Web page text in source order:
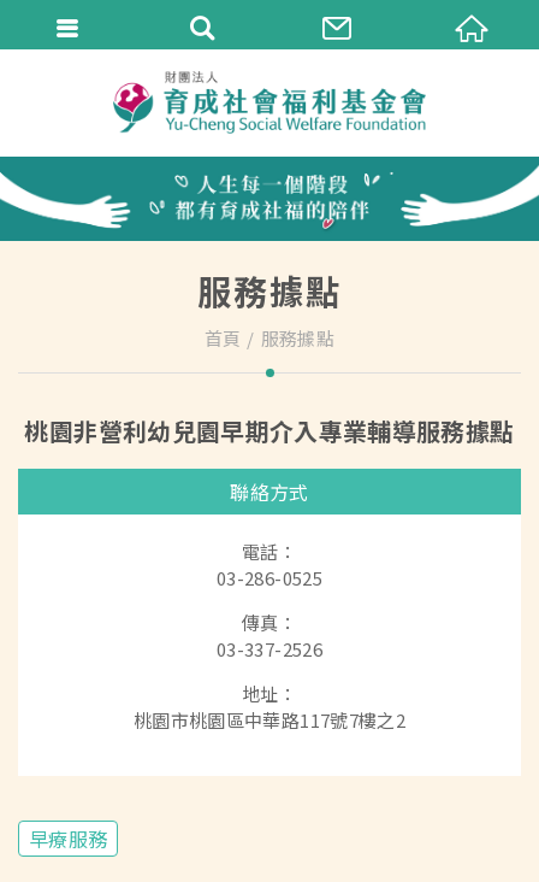
服務據點
首頁 服務據點
桃園非營利幼兒園早期介入專業輔導服務據點
聯絡方式
電話：
03-286-0525
傳真：
03-337-2526
地址：
桃園市桃園區中華路117號7樓之2
早療服務